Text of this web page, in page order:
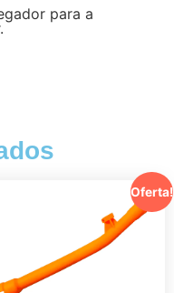
para a
Oferta!